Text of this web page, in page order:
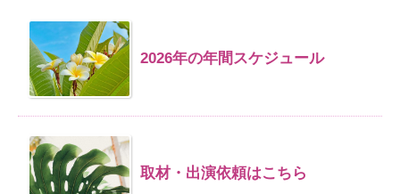
2026年の年間スケジュール
取材・出演依頼はこちら